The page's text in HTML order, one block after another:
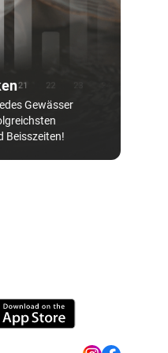
Gewässer
Beisszeiten!